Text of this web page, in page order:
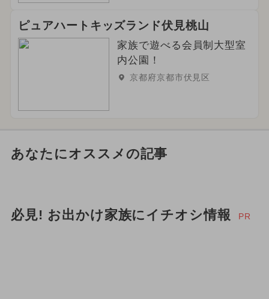
ピュアハートキッズランド伏見桃山
家族で遊べる会員制大型室
内公園！
京都府京都市伏見区
あなたにオススメの記事
必見! お出かけ家族にイチオシ情報 PR